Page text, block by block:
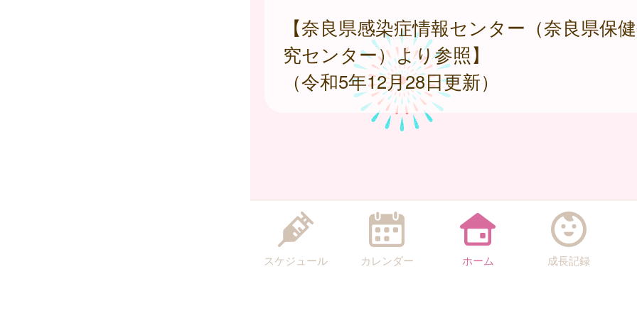
【奈良県感染症情報センター（奈良県保
究センター）より参照】
（令和5年12月28日更新）
スケジュール カレンダー ホーム 成長記録